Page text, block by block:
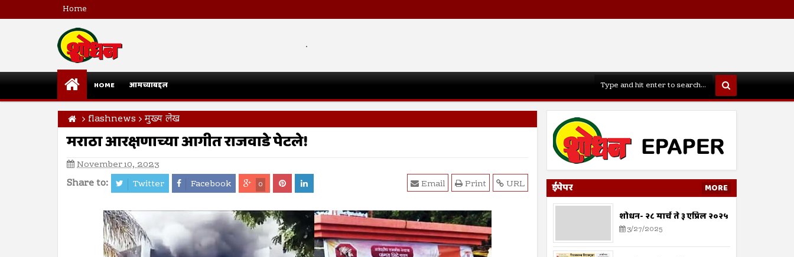
Home
.
HOME आमच्याबद्दल
flashnews मुख्य लेख
मराठा आरक्षणाच्या आगीत राजवाडे पेटले!
November 10, 2023
Share to: Twitter Facebook 0 URL
Print
Email ईपेपर MORE
शोधन- २८ मार्च ते ३ एप्रिल २०२५
3/27/2025